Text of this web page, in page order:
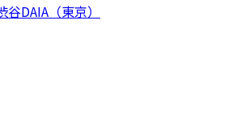
DAIA（東京）